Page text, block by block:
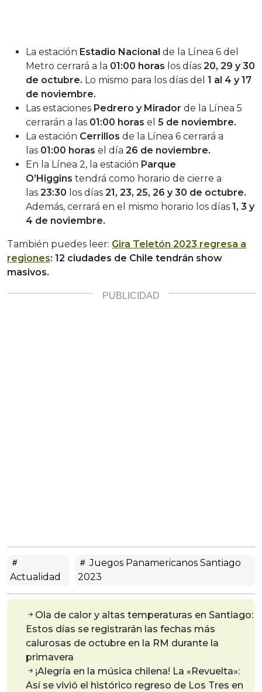
La estación Estadio Nacional de la Línea 6 del
Metro cerrará a la 01:00 horas los días 20, 29 y 30
de octubre. Lo mismo para los días del 1 al 4 y 17
de noviembre.
Las estaciones Pedrero y Mirador de la Línea 5
cerrarán a las 01:00 horas el 5 de noviembre.
La estación Cerrillos de la Línea 6 cerrará a
las 01:00 horas el día 26 de noviembre.
En la Línea 2, la estación Parque
O’Higgins tendrá como horario de cierre a
las 23:30 los días 21, 23, 25, 26 y 30 de octubre.
Además, cerrará en el mismo horario los días 1, 3 y
4 de noviembre.
También puedes leer: Gira Teletón 2023 regresa a
regiones: 12 ciudades de Chile tendrán show
masivos.
Actualidad
Juegos Panamericanos Santiago
2023
Ola de calor y altas temperaturas en Santiago:
Estos días se registrarán las fechas más
calurosas de octubre en la RM durante la
primavera
¡Alegría en la música chilena! La «Revuelta»:
Así se vivió el histórico regreso de Los Tres en